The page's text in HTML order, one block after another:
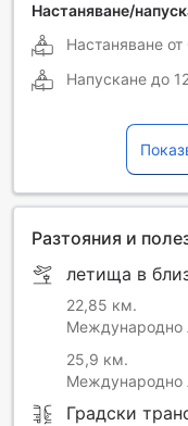
Настаняване/
Настаняване от
Напускане до
Разтояния и
летища в
22,85 км.
Международно
25,9 км.
Международно
Градски